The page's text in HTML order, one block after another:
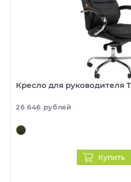
Кресло для руководителя
26 646 рублей
Купить